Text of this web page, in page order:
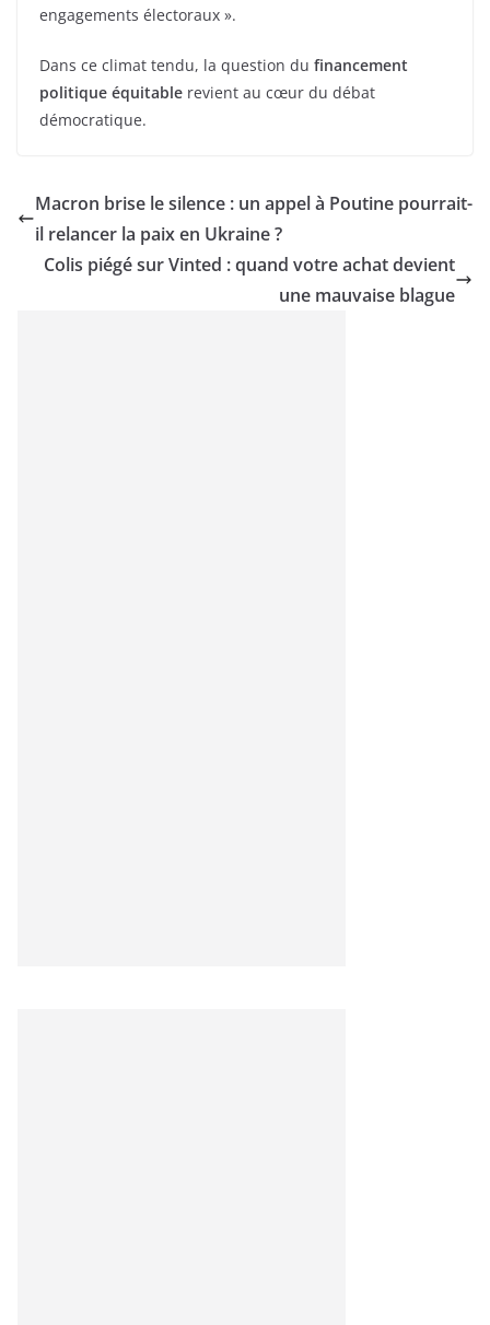
engagements électoraux ».
Dans ce climat tendu, la question du financement
politique équitable revient au cœur du débat
démocratique.
Macron brise le silence : un appel à Poutine pourrait-
il relancer la paix en Ukraine ?
Colis piégé sur Vinted : quand votre achat devient
une mauvaise blague